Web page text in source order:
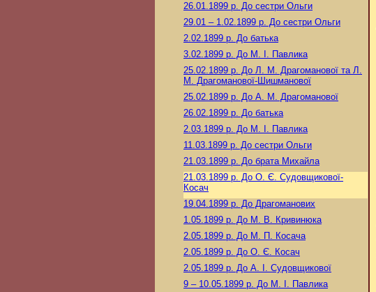
26.01.1899 р. До сестри Ольги
29.01 – 1.02.1899 р. До сестри Ольги
2.02.1899 р. До батька
3.02.1899 р. До М. I. Павлика
25.02.1899 р. До Л. М. Драгоманової та Л.
М. Драгоманової-Шишманової
25.02.1899 р. До А. М. Драгоманової
26.02.1899 р. До батька
2.03.1899 р. До М. I. Павлика
11.03.1899 р. До сестри Ольги
21.03.1899 р. До брата Михайла
21.03.1899 р. До О. Є. Судовщикової-
Косач
19.04.1899 р. До Драгоманових
1.05.1899 р. До М. В. Кривинюка
2.05.1899 р. До М. П. Косача
2.05.1899 р. До О. Є. Косач
2.05.1899 р. До А. І. Судовщикової
9 – 10.05.1899 р. До М. I. Павлика